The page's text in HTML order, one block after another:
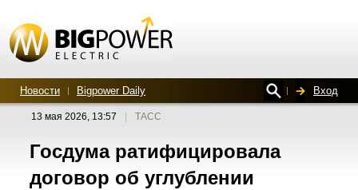
Новости Bigpower Daily Вход
13 мая 2026, 13:57 ТАСС
Госдума ратифицировала
договор об углублении